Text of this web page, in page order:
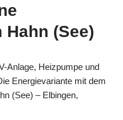
(See)
Anlage, Heizpumpe und
Energievariante mit dem
(See) – Elbingen,